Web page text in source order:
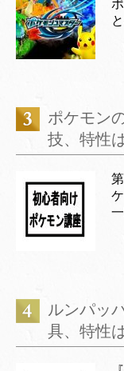
ポケモン
技、特性
ルンパッ
具、特性